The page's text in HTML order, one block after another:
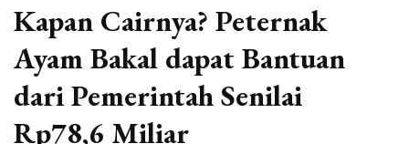
Kapan Cairnya? Peternak
Ayam Bakal dapat Bantuan
dari Pemerintah Senilai
Rp78,6 Miliar